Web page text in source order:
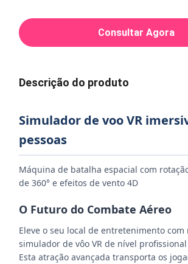
Consultar Agora
Descrição do produto
Simulador de voo VR
pessoas
Máquina de batalha espacial com
de 360° e efeitos de vento 4D
O Futuro do Combate Aéreo
Eleve o seu local de entretenimento com
simulador de vôo VR de nível
Esta atração avançada transporta os